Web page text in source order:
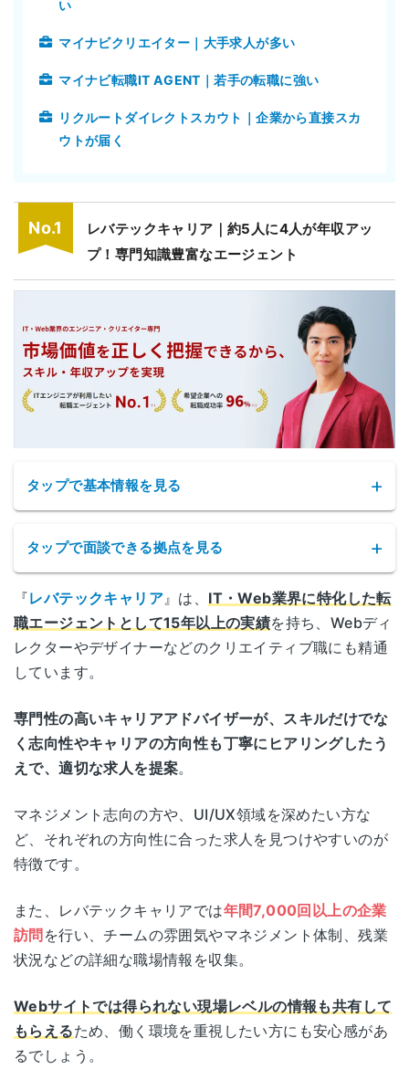
い
マイナビクリエイター｜大手求人が多い
マイナビ転職IT AGENT｜若手の転職に強い
リクルートダイレクトスカウト｜企業から直接スカ
ウトが届く
レバテックキャリア｜約5人に4人が年収アッ
プ！専門知識豊富なエージェント
タップで基本情報を見る
サービス名 レバテックキャリア
運営会社 レバテック株式会社
許可番号
13-ユ-308734
対象年代
対象者
経験向けの求人は無し)
利用料金 無料
タップで面談できる拠点を見る
レバテックキャリアの拠点
東京
東京都渋谷区渋谷2-24-12
名古屋
愛知県名古屋市中区栄3-3-21
セントライズ栄 9F
大阪
大阪府大阪市北区堂島1-5-30
堂島プラザビル 8F
各拠点の詳細なアクセスはこちら
『レバテックキャリア 』は、 IT・Web業界に特化した転
職エージェントとして15年以上の実績を持ち、Webディ
レクターやデザイナーなどのクリエイティブ職にも精通
しています。
専門性の高いキャリアアドバイザーが、スキルだけでな
く志向性やキャリアの方向性も丁寧にヒアリングしたう
えで、適切な求人を提案。
マネジメント志向の方や、UI/UX領域を深めたい方な
ど、それぞれの方向性に合った求人を見つけやすいのが
特徴です。
また、レバテックキャリアでは年間7,000回以上の企業
訪問を行い、チームの雰囲気やマネジメント体制、残業
状況などの詳細な職場情報を収集。
Webサイトでは得られない現場レベルの情報も共有して
もらえるため、働く環境を重視したい方にも安心感があ
るでしょう。